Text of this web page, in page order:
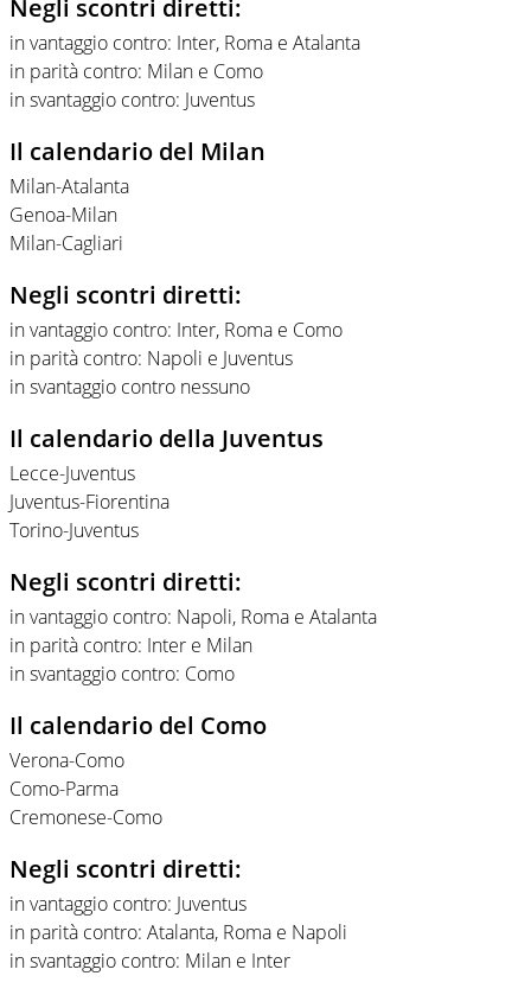
Negli scontri diretti:
in vantaggio contro: Inter, Roma e Atalanta
in parità contro: Milan e Como
in svantaggio contro: Juventus
Il calendario del Milan
Milan-Atalanta
Genoa-Milan
Milan-Cagliari
Negli scontri diretti:
in vantaggio contro: Inter, Roma e Como
in parità contro: Napoli e Juventus
in svantaggio contro nessuno
Il calendario della Juventus
Lecce-Juventus
Juventus-Fiorentina
Torino-Juventus
Negli scontri diretti:
in vantaggio contro: Napoli, Roma e Atalanta
in parità contro: Inter e Milan
in svantaggio contro: Como
Il calendario del Como
Verona-Como
Como-Parma
Cremonese-Como
Negli scontri diretti:
in vantaggio contro: Juventus
in parità contro: Atalanta, Roma e Napoli
in svantaggio contro: Milan e Inter